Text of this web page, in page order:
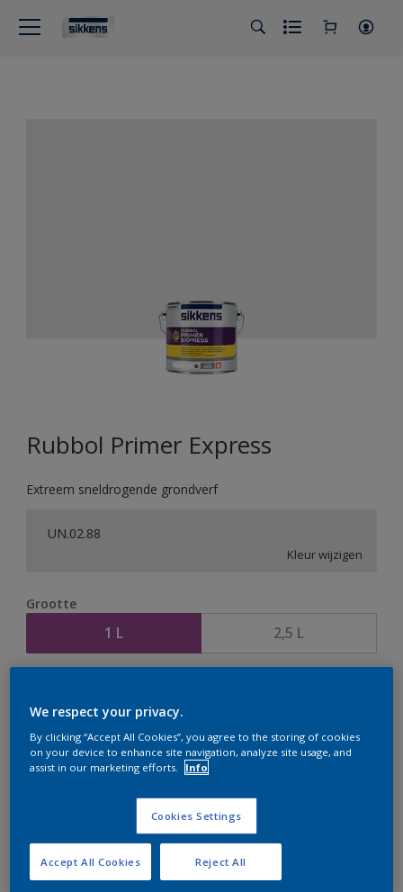
Rubbol Primer Express
Extreem sneldrogende grondverf
UN.02.88
Kleur wijzigen
Grootte
1 L 2,5 L
te bestellen. Houd de website in de gaten, we werken
er hard aan om de voorraad aan te vullen.
We respect your privacy.
By clicking “Accept All Cookies”, you agree to the storing of cookies
on your device to enhance site navigation, analyze site usage, and
assist in our marketing efforts.
Info
Cookies Settings
Reject All
Accept All Cookies